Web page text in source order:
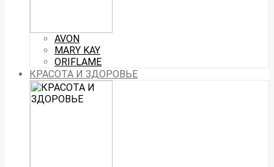
AVON
MARY KAY
ORIFLAME
КРАСОТА И ЗДОРОВЬЕ